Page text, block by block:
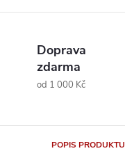
Doprava
zdarma
od 1 000 Kč
POPIS PRODUKTU